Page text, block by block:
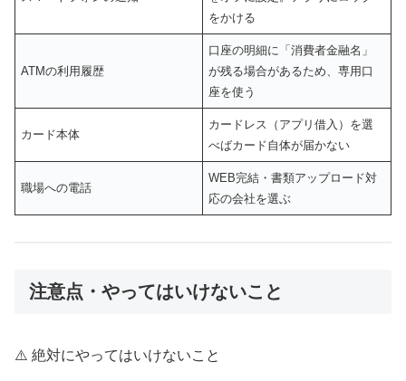
をかける
ATMの利用履歴
口座の明細に「消費者金融名」
が残る場合があるため、専用口
座を使う
カード本体
カードレス（アプリ借入）を選
べばカード自体が届かない
職場への電話
WEB完結・書類アップロード対
応の会社を選ぶ
注意点・やってはいけないこと
⚠️ 絶対にやってはいけないこと